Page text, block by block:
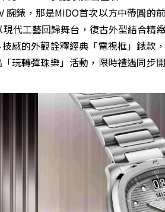
錶，那是MIDO首次以方中帶圓的
代工藝回歸舞台，復古外型結合精
感的外觀詮釋經典「電視框」錶款
玩轉彈珠樂」活動，限時禮遇同步